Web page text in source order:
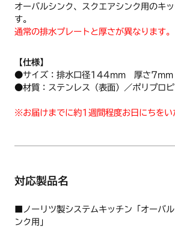
オーバルシンク、スクエアシンク用のキ
す。
通常の排水プレートと厚さが異なります。
【仕様】
●サイズ：排水口径144mm 厚さ7mm
●材質：ステンレス（表面）／ポリプロピ
※お届けまでに約1週間程度お日にちをい
対応製品名
■ノーリツ製システムキッチン「オーバ
ンク用」